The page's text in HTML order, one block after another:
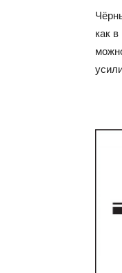
как